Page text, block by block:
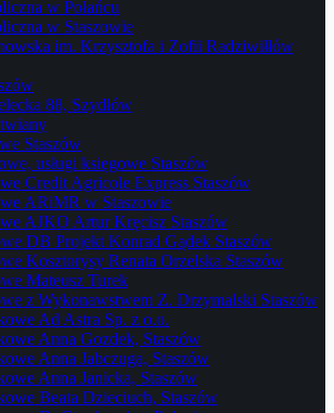
w Połańcu
w Staszowie
im. Krzysztofa i Zofii Radziwiłłów
88, Szydłów
Staszów
usługi księgowe Staszów
Credit Agricole Express Staszów
ARiMR w Staszowie
AJKO Artur Kręcisz Staszów
DB Projekt Konrad Gądek Staszów
Kosztorysy Renata Orzelska Staszów
Mateusz Turek
z Wykonawstwem Z. Drzymalski Staszów
Ad Astra Sp. z o.o.
Anna Gozdek, Staszów
Anna Jabczuga, Staszów
Anna Janicka, Staszów
Beata Dzieciuch, Staszów